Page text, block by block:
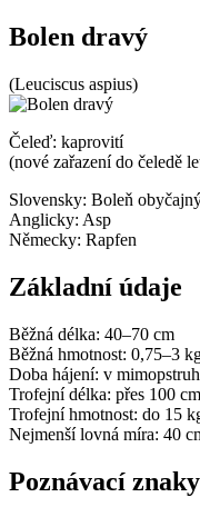
Bolen dravý
(Leuciscus aspius)
Čeleď: kaprovití
(nové zařazení do čeledě
Slovensky: Boleň
Anglicky: Asp
Německy: Rapfen
Základní údaje
Běžná délka: 40–70 cm
Běžná hmotnost: 0,75–3
Doba hájení: v
Trofejní délka: přes 100 cm
Trofejní hmotnost: do 15
Nejmenší lovná míra: 40
Poznávací znaky